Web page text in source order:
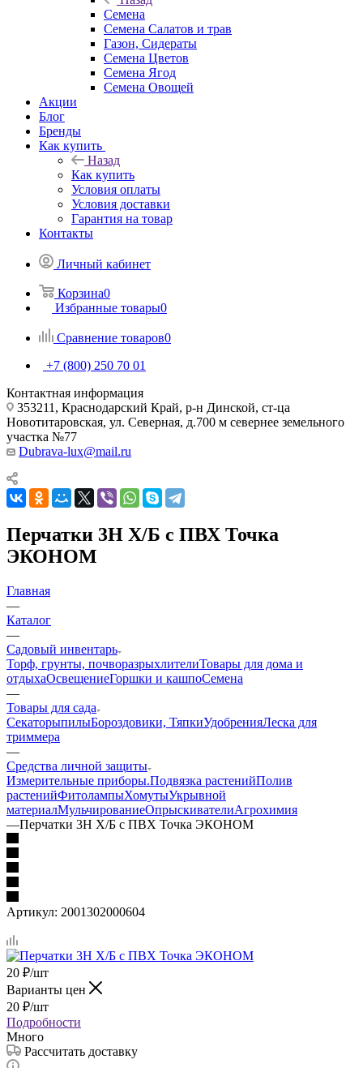
Семена
Семена Салатов и трав
Газон, Сидераты
Семена Цветов
Семена Ягод
Семена Овощей
Акции
Блог
Бренды
Как купить
Назад
Как купить
Условия оплаты
Условия доставки
Гарантия на товар
Контакты
Личный кабинет
Корзина0
Избранные товары0
Сравнение товаров0
+7 (800) 250 70 01
Контактная информация
353211, Краснодарский Край, р-н Динской, ст-ца
Новотитаровская, ул. Северная, д.700 м севернее земельного
участка №77
Dubrava-lux@mail.ru
Перчатки 3Н Х/Б с ПВХ Точка
ЭКОНОМ
Главная
—
Каталог
—
Садовый инвентарь
Торф, грунты, почворазрыхлителиТовары для дома и
отдыхаОсвещениеГоршки и кашпоСемена
—
Товары для сада
СекаторыпилыБороздовики, ТяпкиУдобренияЛеска для
триммера
—
Средства личной защиты
Измерительные приборы.Подвязка растенийПолив
растенийФитолампыХомутыУкрывной
материалМульчированиеОпрыскивателиАгрохимия
—Перчатки 3Н Х/Б с ПВХ Точка ЭКОНОМ
Артикул: 2001302000604
20 ₽/шт
Варианты цен
20 ₽/шт
Подробности
Много
Рассчитать доставку